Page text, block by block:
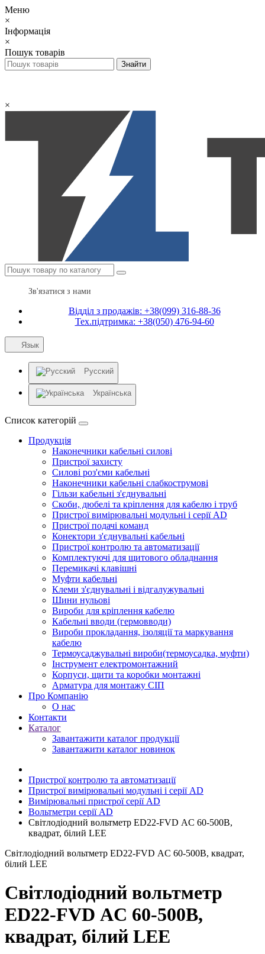
Меню
×
Інформація
×
Пошук товарів
×
Зв'язатися з нами
Відділ з продажів: +38(099) 316-88-36
Тех.підтримка: +38(050) 476-94-60
Язык
Русский
Українська
Список категорій
Продукція
Наконечники кабельні силові
Пристрої захисту
Силові роз'єми кабельні
Наконечники кабельні слабкострумові
Гільзи кабельні з'єднувальні
Скоби, дюбелі та кріплення для кабелю і труб
Пристрої вимірювальні модульні і серії AD
Пристрої подачі команд
Конектори з'єднувальні кабельні
Пристрої контролю та автоматизації
Комплектуючі для щитового обладнання
Перемикачі клавішні
Муфти кабельні
Клеми з'єднувальні і відгалужувальні
Шини нульові
Вироби для кріплення кабелю
Кабельні вводи (гермовводи)
Вироби прокладання, iзоляції та маркування
кабелю
Термоусаджувальні вироби(термоусадка, муфти)
Інструмент електромонтажний
Корпуси, щити та коробки монтажні
Арматура для монтажу СІП
Про Компанію
О нас
Контакти
Каталог
Завантажити каталог продукції
Завантажити каталог новинок
Пристрої контролю та автоматизації
Пристрої вимірювальні модульні і серії AD
Вимірювальні пристрої серії AD
Вольтметри серії AD
Світлодіодний вольтметр ED22-FVD АC 60-500В,
квадрат, білий LEE
Світлодіодний вольтметр ED22-FVD АC 60-500В, квадрат,
білий LEE
Світлодіодний вольтметр
ED22-FVD АC 60-500В,
квадрат, білий LEE